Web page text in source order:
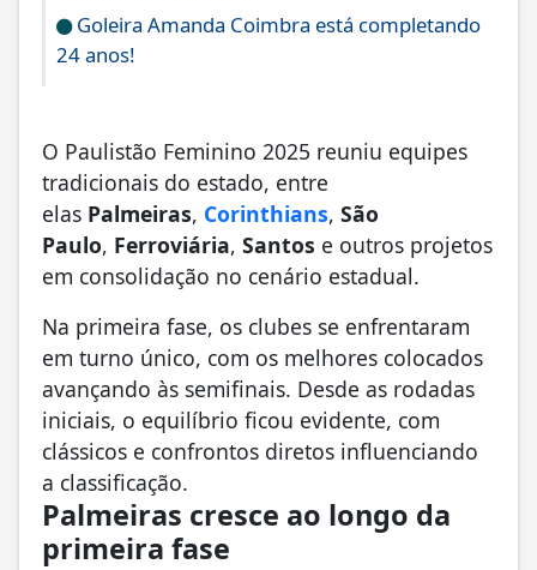
Goleira Amanda Coimbra está completando
24 anos!
O Paulistão Feminino 2025 reuniu equipes
tradicionais do estado, entre
elas Palmeiras, Corinthians, São
Paulo, Ferroviária, Santos e outros projetos
em consolidação no cenário estadual.
Na primeira fase, os clubes se enfrentaram
em turno único, com os melhores colocados
avançando às semifinais. Desde as rodadas
iniciais, o equilíbrio ficou evidente, com
clássicos e confrontos diretos influenciando
a classificação.
Palmeiras cresce ao longo da
primeira fase